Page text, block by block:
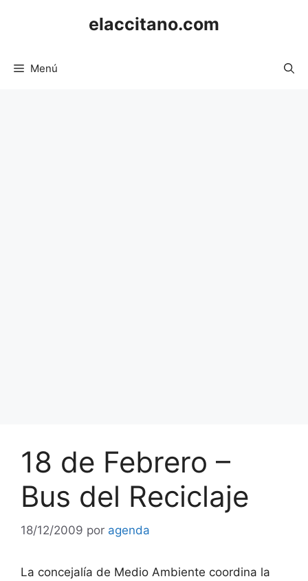
elaccitano.com
Menú
18 de Febrero –
Bus del Reciclaje
18/12/2009 por agenda
La concejalía de Medio Ambiente coordina la